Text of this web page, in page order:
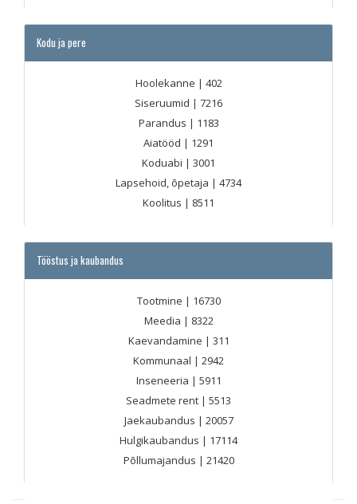
Kodu ja pere
Hoolekanne | 402
Siseruumid | 7216
Parandus | 1183
Aiatööd | 1291
Koduabi | 3001
Lapsehoid, õpetaja | 4734
Koolitus | 8511
Tööstus ja kaubandus
Tootmine | 16730
Meedia | 8322
Kaevandamine | 311
Kommunaal | 2942
Inseneeria | 5911
Seadmete rent | 5513
Jaekaubandus | 20057
Hulgikaubandus | 17114
Põllumajandus | 21420